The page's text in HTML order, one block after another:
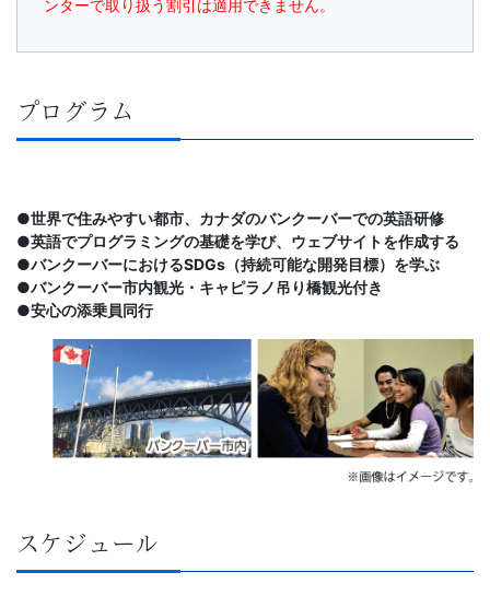
社
会
向
け
に、
育
を
ンターで取り扱う割引は適用できません。
プログラム
●世界で住みやすい都市、カナダのバンクーバーでの英語研修
●英語でプログラミングの基礎を学び、ウェブサイトを作成する
●バンクーバーにおけるSDGs（持続可能な開発目標）を学ぶ
●バンクーバー市内観光・キャピラノ吊り橋観光付き
●安心の添乗員同行
スケジュール